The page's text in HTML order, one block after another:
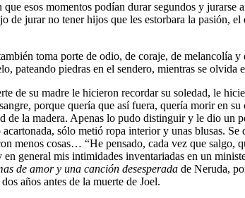
esos momentos podían durar segundos y
de jurar no tener hijos que les estorbara la pasión,
toma porte de odio, de coraje, de melancolía
pateando piedras en el sendero, mientras se olvida
de su madre le hicieron recordar su soledad, le
porque quería que así fuera, quería morir en
de la madera. Apenas lo pudo distinguir y le dio
sólo metió ropa interior y unas blusas.
menos cosas… “He pensado, cada vez que
general mis intimidades inventariadas en un
de amor y una canción desesperada de Neruda,
años antes de la muerte de Joel.